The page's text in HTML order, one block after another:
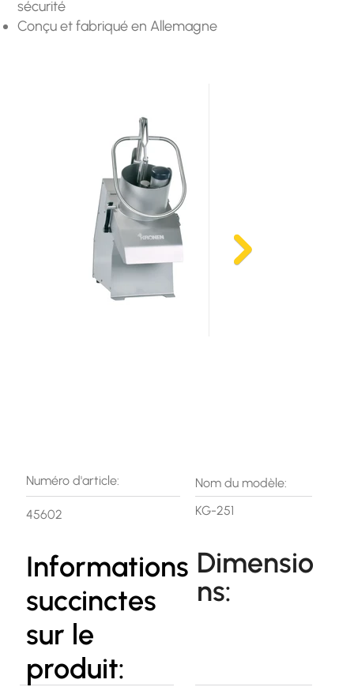
sécurité
Conçu et fabriqué en Allemagne
Numéro d'article:
45602
Informations
succinctes
sur le
produit:
Nom du modèle:
KG-251
Dimensio
ns: